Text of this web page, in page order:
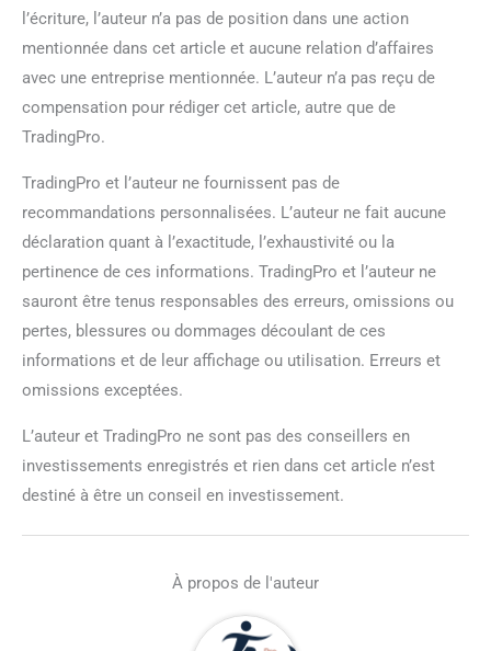
l’écriture, l’auteur n’a pas de position dans une action
mentionnée dans cet article et aucune relation d’affaires
avec une entreprise mentionnée. L’auteur n’a pas reçu de
compensation pour rédiger cet article, autre que de
TradingPro.
TradingPro et l’auteur ne fournissent pas de
recommandations personnalisées. L’auteur ne fait aucune
déclaration quant à l’exactitude, l’exhaustivité ou la
pertinence de ces informations. TradingPro et l’auteur ne
sauront être tenus responsables des erreurs, omissions ou
pertes, blessures ou dommages découlant de ces
informations et de leur affichage ou utilisation. Erreurs et
omissions exceptées.
L’auteur et TradingPro ne sont pas des conseillers en
investissements enregistrés et rien dans cet article n’est
destiné à être un conseil en investissement.
À propos de l'auteur